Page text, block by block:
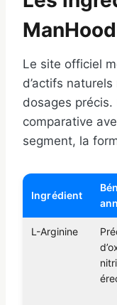
Le site officiel
d’actifs
dosages précis.
comparative
segment, la
Ingrédient
L-Arginine